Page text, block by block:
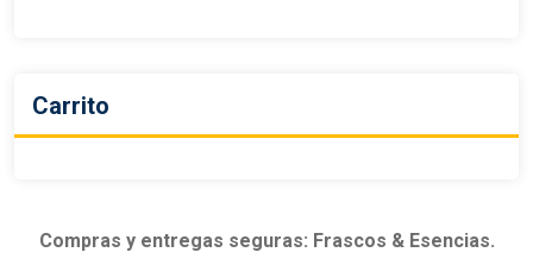
Carrito
Compras y entregas seguras: Frascos & Esencias.